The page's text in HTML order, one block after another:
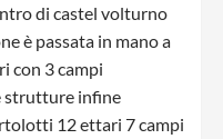
di castel volturno
è passata in mano a
con 3 campi
strutture infine
12 ettari 7 campi